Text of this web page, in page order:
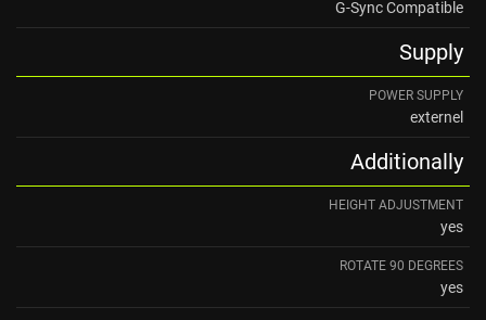
G-Sync Compatible
Supply
POWER SUPPLY
externel
Additionally
HEIGHT ADJUSTMENT
yes
ROTATE 90 DEGREES
yes